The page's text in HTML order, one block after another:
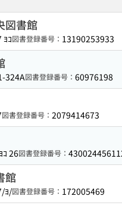
図書館
ﾖｺ図書登録番号： 13190253933
324A図書登録番号： 60976198
図書登録番号： 2079414673
ｺ 26図書登録番号：
館
ﾖ/図書登録番号： 172005469